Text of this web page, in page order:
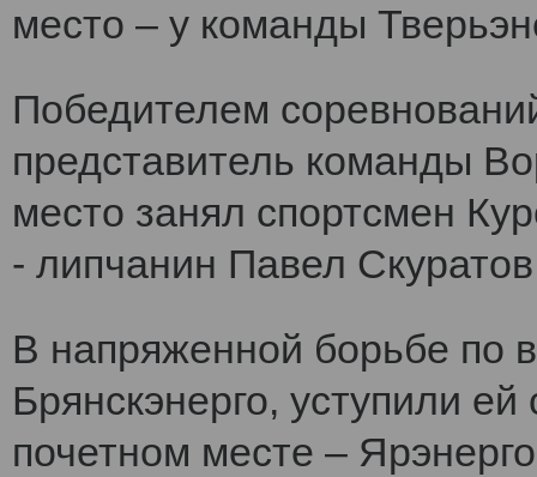
место – у команды
Победителем
представитель команды
место занял спортсмен
- липчанин Павел
В напряженной борьбе по
Брянскэнерго, уступили
почетном месте –